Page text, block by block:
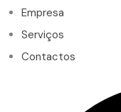
Empresa
Serviços
Contactos